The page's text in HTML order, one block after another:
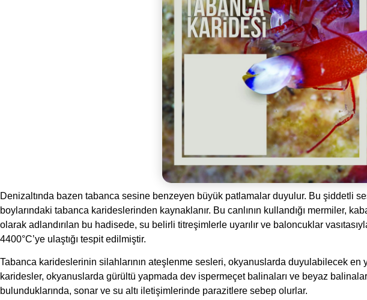
Denizaltında bazen tabanca sesine benzeyen büyük patlamalar duyulur. Bu şiddetli
boylarındaki tabanca karideslerinden kaynaklanır. Bu canlının kullandığı mermiler,
olarak adlandırılan bu hadisede, su belirli titreşimlerle uyarılır ve baloncuklar
4400°C’ye ulaştığı tespit edilmiştir.
Tabanca karideslerinin silahlarının ateşlenme sesleri, okyanuslarda duyulabilecek en
karidesler, okyanuslarda gürültü yapmada dev ispermeçet balinaları ve beyaz
bulunduklarında, sonar ve su altı iletişimlerinde parazitlere sebep olurlar.